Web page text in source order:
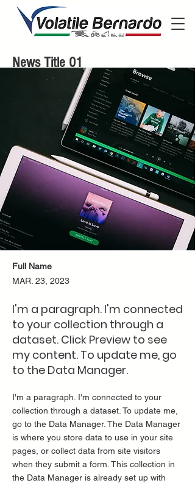
Full Name
MAR. 23, 2023
I'm a paragraph. I'm connected
to your collection through a
dataset. Click Preview to see
my content. To update me, go
to the Data Manager.
I'm a paragraph. I'm connected to your
collection through a dataset. To update me,
go to the Data Manager. The Data Manager
is where you store data to use in your site
pages, or collect data from site visitors
when they submit a form. This collection in
the Data Manager is already set up with
News Title 01